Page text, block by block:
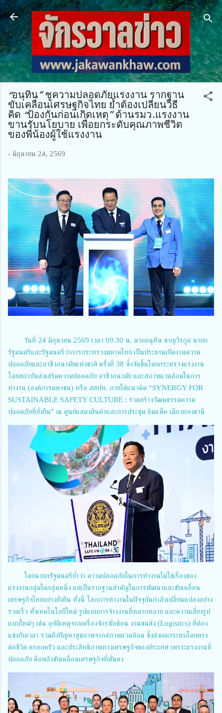
ข้ามไปที่เนื้อหาหลัก
“อนุทิน” ชูความปลอดภัยแรงงาน รากฐาน
ขับเคลื่อนเศรษฐกิจไทย ย้ำต้องเปลี่ยนวิธี
คิด “ป้องกันก่อนเกิดเหตุ” ด้านรมว.แรงงาน
ขานรับนโยบาย เพื่อยกระดับคุณภาพชีวิต
ของพี่น้องผู้ใช้แรงงาน
- มิถุนายน 24, 2569
วันที่ 24 มิถุนายน 2569 เวลา 09.30 น. นายอนุทิน ชาญวีรกูล นายก
รัฐมนตรีและรัฐมนตรีว่าการกระทรวงมหาดไทย เป็นประธานเปิดงานความ
ปลอดภัยและอาชีวอนามัยแห่งชาติ ครั้งที่ 38 ซึ่งจัดขึ้นโดยกระทรวงแรงงาน
โดยสถาบันส่งเสริมความปลอดภัย อาชีวอนามัย และสภาพแวดล้อมในการ
ทำงาน (องค์การมหาชน) หรือ สสปท. ภายใต้แนวคิด “SYNERGY FOR
SUSTAINABLE SAFETY CULTURE : ร่วมสร้างวัฒนธรรมความ
ปลอดภัยที่ยั่งยืน” ณ ศูนย์แสดงสินค้าและการประชุม อิมแพ็ค เมืองทองธานี
โดยนายกรัฐมนตรีย้ำว่า ความปลอดภัยในการทำงานไม่ใช่เรื่องของ
แรงงานกลุ่มใดกลุ่มหนึ่ง แต่เป็นรากฐานสำคัญในการพัฒนาและขับเคลื่อน
เศรษฐกิจไทยอย่างยั่งยืน ทั้งนี้ โลกการทำงานในปัจจุบันกำลังเปลี่ยนแปลงอย่าง
รวดเร็ว ทั้งเทคโนโลยีใหม่ รูปแบบการจ้างงานที่หลากหลาย และความเสี่ยงรูป
แบบใหม่ๆ เช่น อุบัติเหตุจากเครื่องจักรซับซ้อน งานขนส่ง (Logistics) ที่ต้อง
แข่งกับเวลา รวมถึงปัญหาสุขภาพจากสภาพแวดล้อม ซึ่งส่งผลกระทบโดยตรง
ต่อชีวิต ครอบครัว และประสิทธิภาพทางเศรษฐกิจของประเทศ เพราะแรงงานที่
ปลอดภัย คือพลังขับเคลื่อนเศรษฐกิจที่มั่นคง